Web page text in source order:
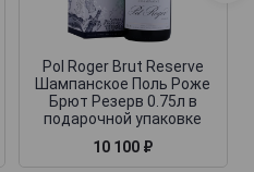
Pol Roger Brut Reserve
Шампанское Поль Роже
Брют Резерв 0.75л в
подарочной упаковке
10 100 ₽